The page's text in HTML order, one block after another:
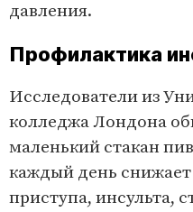
давления.
Профилактика
Исследователи из
колледжа Лондона
маленький стакан
каждый день снижает
приступа, инсульта,